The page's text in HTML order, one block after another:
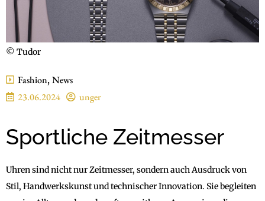
© Tudor
Fashion, News
23.06.2024
unger
Sportliche Zeitmesser
Uhren sind nicht nur Zeitmesser, sondern auch Ausdruck von
Stil, Handwerkskunst und technischer Innovation. Sie begleiten